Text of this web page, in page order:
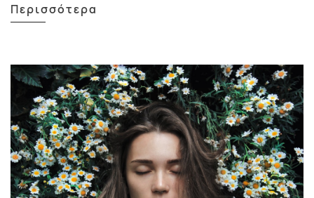
Περισσότερα